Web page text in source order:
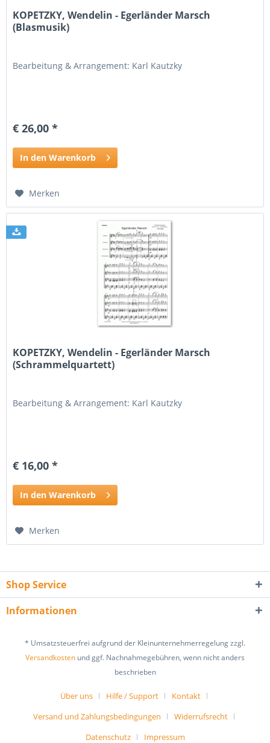
KOPETZKY, Wendelin - Egerländer Marsch
(Blasmusik)
Bearbeitung & Arrangement: Karl Kautzky
€ 26,00 *
In den Warenkorb
Merken
KOPETZKY, Wendelin - Egerländer Marsch
(Schrammelquartett)
Bearbeitung & Arrangement: Karl Kautzky
€ 16,00 *
In den Warenkorb
Merken
Shop Service
Informationen
* Umsatzsteuerfrei aufgrund der Kleinunternehmerregelung zzgl.
Versandkosten und ggf. Nachnahmegebühren, wenn nicht anders
beschrieben
Über uns Hilfe / Support
Kontakt
Versand und Zahlungsbedingungen
Widerrufsrecht
Datenschutz
Impressum